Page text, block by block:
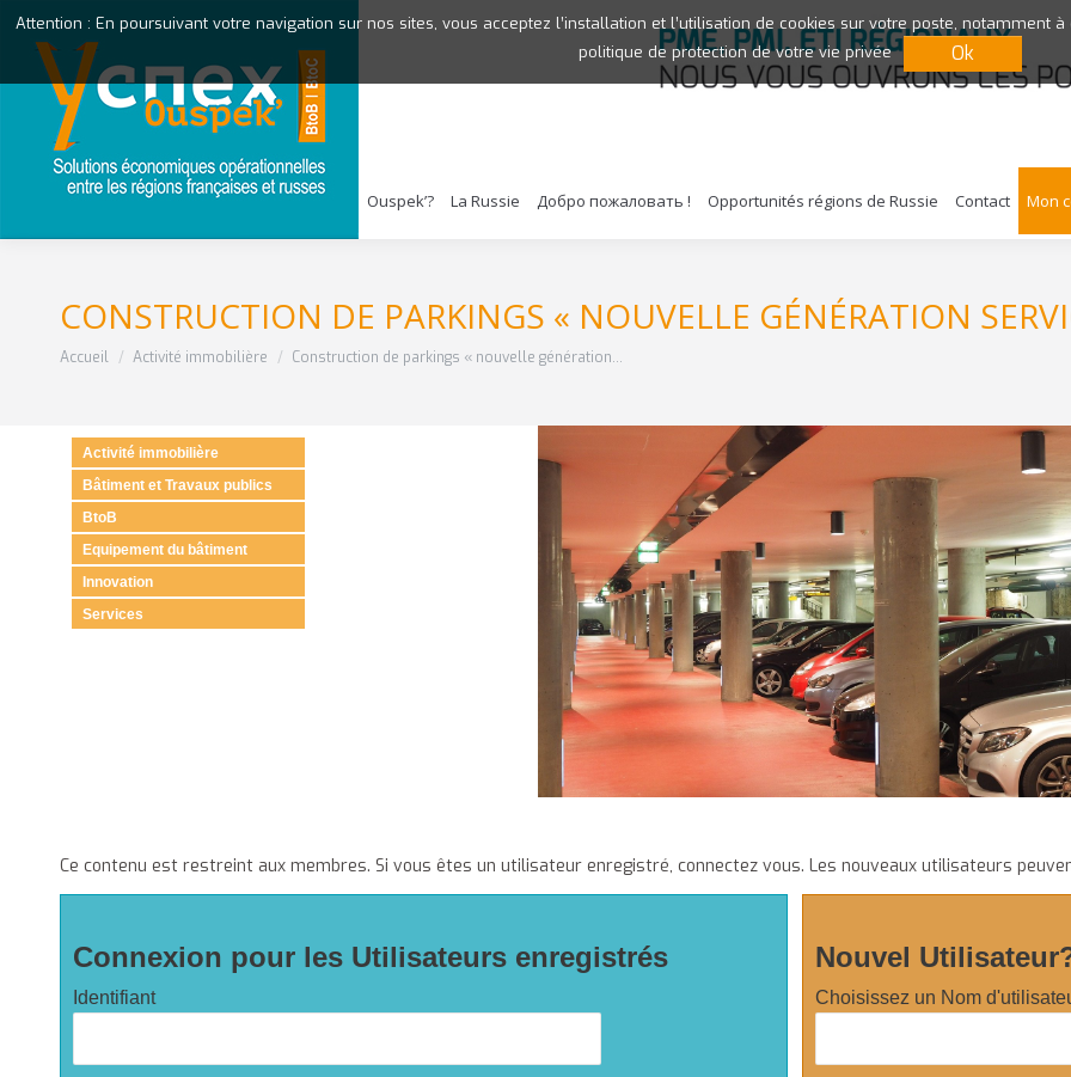
Ouspek’? La Russie Добро пожаловать ! Opportunités régions de Russie Contact Mon
CONSTRUCTION DE PARKINGS « NOUVELLE GÉNÉRATION
Vous êtes ici :
Accueil Activité immobilière Construction de parkings « nouvelle génération…
Activité immobilière
Bâtiment et Travaux publics
BtoB
Equipement du bâtiment
Innovation
Services
Ce contenu est restreint aux membres. Si vous êtes un utilisateur enregistré, connectez vous. Les nouveaux utilisateurs
Connexion pour les Utilisateurs enregistrés
Identifiant
Nouvel
Choisissez un Nom
Attention : En poursuivant votre navigation sur nos sites, vous acceptez l’installation et l’utilisation de cookies sur votre poste,
politique de protection de votre vie privée
Ok